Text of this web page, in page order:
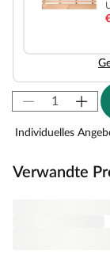
Individuelles
Verwandte